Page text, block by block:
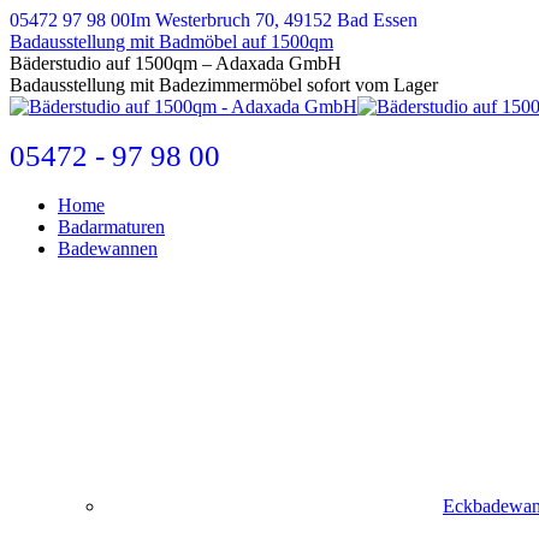
Zum
Inhalt
springen
05472 97 98 00Im Westerbruch 70, 49152 Bad Essen
Badausstellung mit Badmöbel auf 1500qm
E-
Mail
page
in
new
Bäderstudio auf 1500qm – Adaxada GmbH
Badausstellung mit Badezimmermöbel sofort vom Lager
05472 - 97 98 00
Home
Badarmaturen
Badewannen